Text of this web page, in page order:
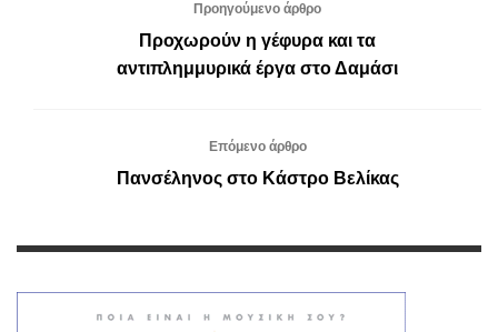
Προηγούμενο άρθρο
Προχωρούν η γέφυρα και τα
αντιπλημμυρικά έργα στο Δαμάσι
Επόμενο άρθρο
Πανσέληνος στο Κάστρο Βελίκας